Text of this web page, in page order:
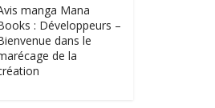
manga Mana
: Développeurs –
dans le
de la